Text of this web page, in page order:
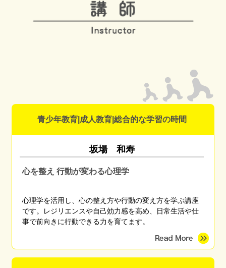
青少年教育|成人教育|総合的な学習の時間
坂場 和寿
心を整え 行動が変わる心理学
心理学を活用し、心の整え方や行動の変え方を学ぶ講座
です。レジリエンスや自己効力感を高め、日常生活や仕
事で前向きに行動できる力を育てます。